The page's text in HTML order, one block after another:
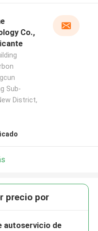
Co.,
Sub-
District,
precio por
autoservicio de